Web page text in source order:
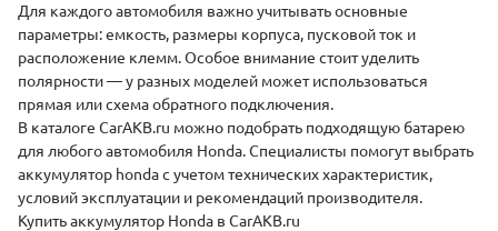
Для каждого автомобиля важно учитывать основные
параметры: емкость, размеры корпуса, пусковой ток и
расположение клемм. Особое внимание стоит уделить
полярности — у разных моделей может использоваться
прямая или схема обратного подключения.
В каталоге CarAKB.ru можно подобрать подходящую батарею
для любого автомобиля Honda. Специалисты помогут выбрать
аккумулятор honda с учетом технических характеристик,
условий эксплуатации и рекомендаций производителя.
Купить аккумулятор Honda в CarAKB.ru